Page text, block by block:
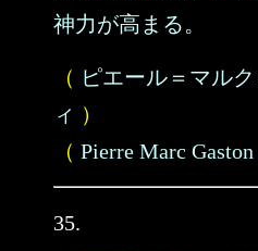
神力が高まる。
（ ピエール＝マル
ィ ）
（ Pierre Marc
35.